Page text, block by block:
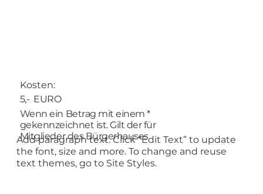
Add paragraph text. Click “Edit Text” to update
the font, size and more. To change and reuse
text themes, go to Site Styles.
Kosten:
5,- EURO
Wenn ein Betrag mit einem *
gekennzeichnet ist. Gilt der für
Mitglieder des Bürgerhauses